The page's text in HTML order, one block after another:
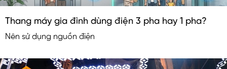
Thang máy gia đình dùng điện 3 pha hay 1 pha?
Nên sử dụng nguồn điện